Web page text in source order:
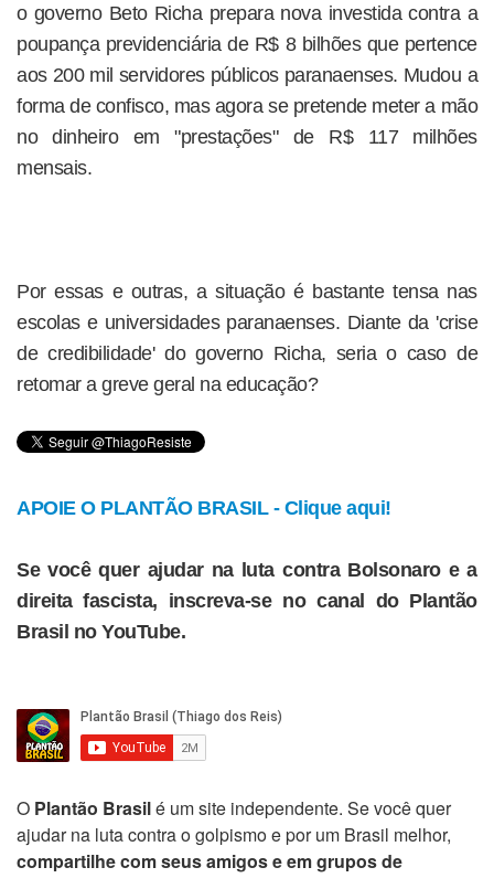
o governo Beto Richa prepara nova investida contra a
poupança previdenciária de R$ 8 bilhões que pertence
aos 200 mil servidores públicos paranaenses. Mudou a
forma de confisco, mas agora se pretende meter a mão
no dinheiro em "prestações" de R$ 117 milhões
mensais.
Por essas e outras, a situação é bastante tensa nas
escolas e universidades paranaenses. Diante da 'crise
de credibilidade' do governo Richa, seria o caso de
retomar a greve geral na educação?
APOIE O PLANTÃO BRASIL - Clique aqui!
Se você quer ajudar na luta contra Bolsonaro e a
direita fascista, inscreva-se no canal do Plantão
Brasil no YouTube.
O Plantão Brasilé um site independente. Se você quer
ajudar na luta contra o golpismo e por um Brasil melhor,
compartilhe com seus amigos e em grupos de